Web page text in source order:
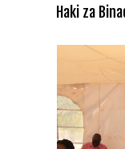
Haki za